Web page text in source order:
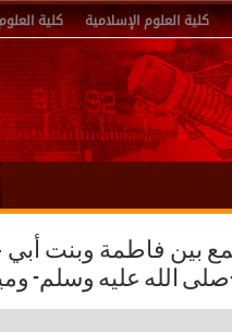
كلية كلية العلوم الإسلامية
الجمع بين فاطمة وبنت